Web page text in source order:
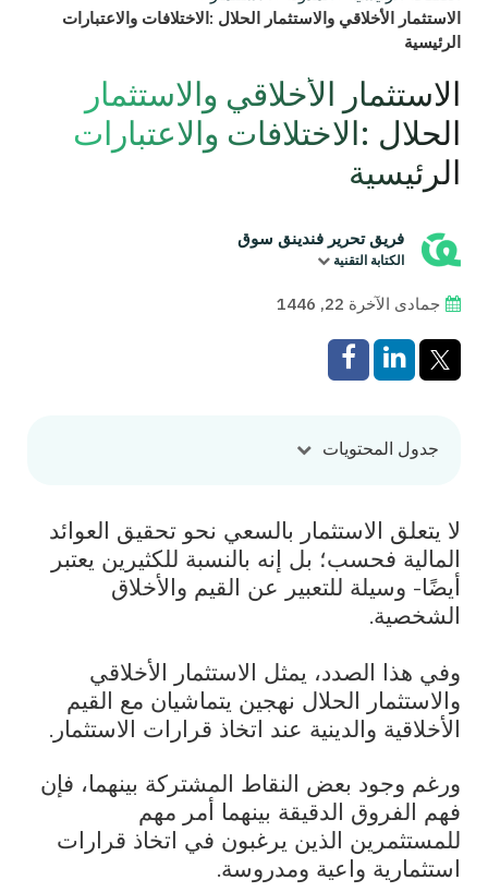
الاستثمار الأخلاقي والاستثمار الحلال :الاختلافات والاعتبارات
الرئيسية
الاستثمار الأخلاقي والاستثمار
الحلال :الاختلافات والاعتبارات
الرئيسية
فريق تحرير فندينق سوق
الكتابة التقنية
جمادى الآخرة 22, 1446
جدول المحتويات
لا يتعلق الاستثمار بالسعي نحو تحقيق العوائد
المالية فحسب؛ بل إنه بالنسبة للكثيرين يعتبر
أيضًا- وسيلة للتعبير عن القيم والأخلاق
الشخصية.
وفي هذا الصدد، يمثل الاستثمار الأخلاقي
والاستثمار الحلال نهجين يتماشيان مع القيم
الأخلاقية والدينية عند اتخاذ قرارات الاستثمار.
ورغم وجود بعض النقاط المشتركة بينهما، فإن
فهم الفروق الدقيقة بينهما أمر مهم
للمستثمرين الذين يرغبون في اتخاذ قرارات
استثمارية واعية ومدروسة.